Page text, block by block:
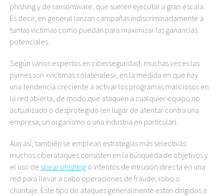
phishing y de ransomware, que suelen ejecutar a gran escala.
Es decir, en general lanzan campañas indiscriminadamente a
tantas víctimas como puedan para maximizar las ganancias
potenciales.
Según varios expertos en ciberseguridad, muchas veces las
pymes son «víctimas colaterales», en la medida en que hay
una tendencia creciente a activar los programas maliciosos en
la red abierta, de modo que ataquen a cualquier equipo no
actualizado o desprotegido (en lugar de atentar contra una
empresa, un organismo o una industria en particular).
Aun así, también se emplean estrategias más selectivas:
muchos ciberataques consisten en la búsqueda de objetivos y
el uso de spear phishing o intentos de intrusión directa en una
red para llevar a cabo operaciones de fraude, robo o
chantaje. Este tipo de ataques generalmente están dirigidos a